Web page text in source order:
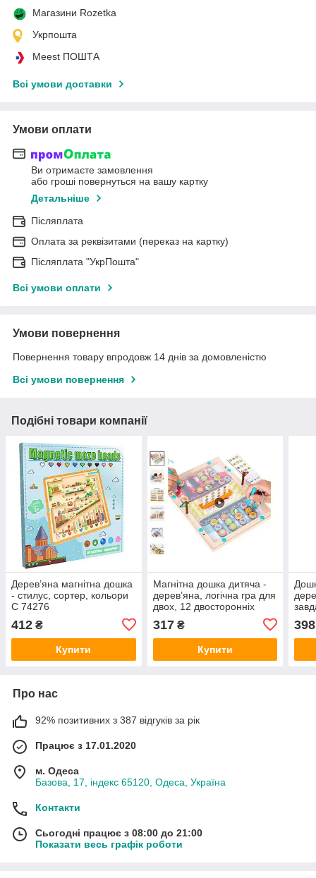
Магазини Rozetka
Укрпошта
Meest ПОШТА
Всі умови доставки
Умови оплати
Ви отримаєте замовлення
або гроші повернуться на вашу картку
Детальніше
Післяплата
Оплата за реквізитами (переказ на картку)
Післяплата "УкрПошта"
Всі умови оплати
Умови повернення
Повернення товару впродовж 14 днів за домовленістю
Всі умови повернення
Подібні товари компанії
Дерев’яна магнітна дошка
- стилус, сортер, кольори
C 74276
412 ₴
Купити
Магнітна дошка дитяча -
дерев’яна, логічна гра для
двох, 12 двосторонніх
73222
317₴
Купити
398
Про нас
92% позитивних з 387 відгуків за рік
Працює з 17.01.2020
м. Одеса
Базова, 17, індекс 65120, Одеса, Україна
Контакти
Сьогодні працює з 08:00 до 21:00
Показати весь графік роботи